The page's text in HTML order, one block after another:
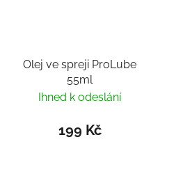
Olej ve spreji ProLube
55ml
Ihned k odeslání
199 Kč